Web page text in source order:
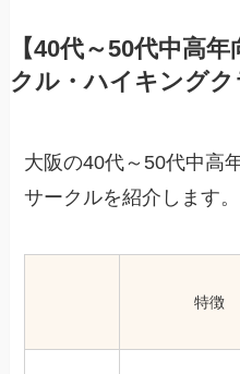
【40代～50代中高
クル・ハイキングク
大阪の40代～50代中高
サークルを紹介します。
特徴